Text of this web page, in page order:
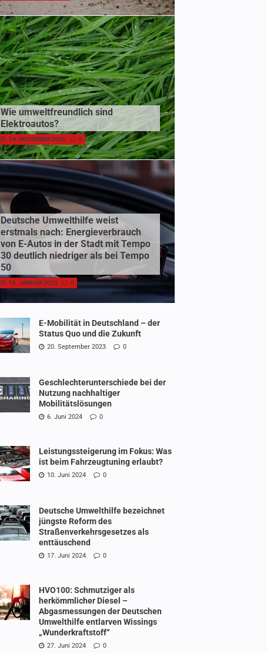
Wie umweltfreundlich sind
Elektroautos?
24. NOVEMBER 2020 0
Deutsche Umwelthilfe weist
erstmals nach: Energieverbrauch
von E-Autos in der Stadt mit Tempo
30 deutlich niedriger als bei Tempo
50
16. JANUAR 2023 0
E-Mobilität in Deutschland – der
Status Quo und die Zukunft
20. September 2023 0
Geschlechterunterschiede bei der
Nutzung nachhaltiger
Mobilitätslösungen
6. Juni 2024 0
Leistungssteigerung im Fokus: Was
ist beim Fahrzeugtuning erlaubt?
10. Juni 2024 0
Deutsche Umwelthilfe bezeichnet
jüngste Reform des
Straßenverkehrsgesetzes als
enttäuschend
17. Juni 2024 0
HVO100: Schmutziger als
herkömmlicher Diesel –
Abgasmessungen der Deutschen
Umwelthilfe entlarven Wissings
„Wunderkraftstoff“
27. Juni 2024 0